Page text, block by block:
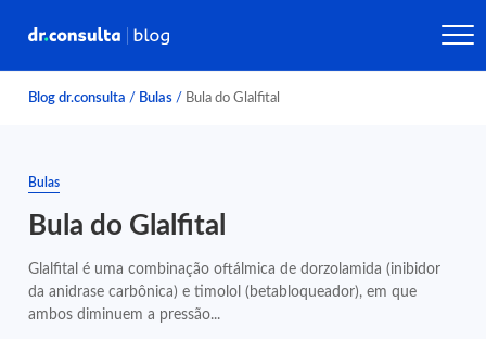
Blog dr.consulta / Bulas / Bula do Glalfital
Bulas
Bula do Glalfital
Glalfital é uma combinação oftálmica de dorzolamida (inibidor
da anidrase carbônica) e timolol (betabloqueador), em que
ambos diminuem a pressão...